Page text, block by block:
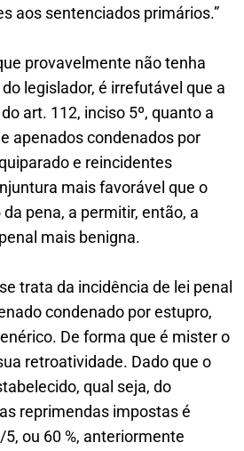
aos sentenciados primários.”
provavelmente não tenha
legislador, é irrefutável que a
art. 112, inciso 5º, quanto a
apenados condenados por
e reincidentes
mais favorável que o
pena, a permitir, então, a
mais benigna.
trata da incidência de lei penal
condenado por estupro,
De forma que é mister o
retroatividade. Dado que o
qual seja, do
reprimendas impostas é
ou 60 %, anteriormente